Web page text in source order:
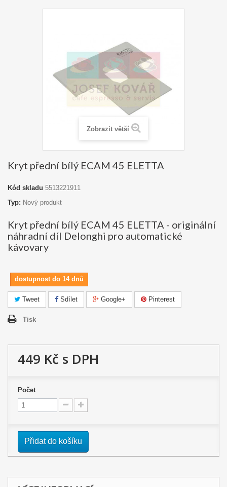
Zobrazit větší
Kryt přední bílý ECAM 45 ELETTA
Kód skladu 5513221911
Typ: Nový produkt
Kryt přední bílý ECAM 45 ELETTA - originální
náhradní díl Delonghi pro automatické
kávovary
dostupnost do 14 dnů
Tweet Sdílet Google+ Pinterest
Tisk
449 Kč s DPH
Počet
Přidat do košíku